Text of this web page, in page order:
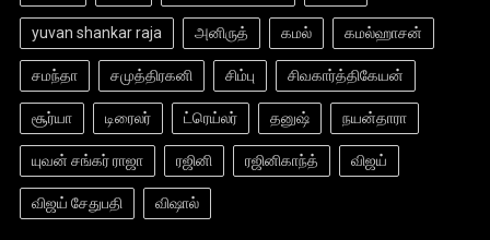
yuvan shankar raja அனிருத் கமல் கமல்ஹாசன்
சமந்தா சமுத்திரகனி சிம்பு சிவகார்த்திகேயன்
சூர்யா டிரைலர் ட்ரெய்லர் தனுஷ் நயன்தாரா
யுவன் சங்கர் ராஜா ரஜினி ரஜினிகாந்த் விஜய்
விஜய் சேதுபதி விஷால்